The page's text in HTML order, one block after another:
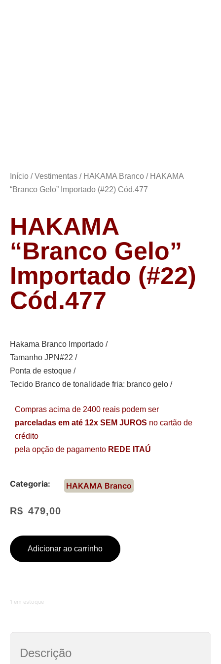
Início /Vestimentas / HAKAMA Branco / HAKAMA
“Branco Gelo” Importado (#22) Cód.477
HAKAMA
“Branco Gelo”
Importado (#22)
Cód.477
Hakama Branco Importado /
Tamanho JPN#22 /
Ponta de estoque /
Tecido Branco de tonalidade fria: branco gelo /
Compras acima de 2400 reais podem ser
parceladas em até 12x SEM JUROS no cartão de
crédito
pela opção de pagamento REDE ITAÚ
Categoria: HAKAMA Branco
R$ 479,00
Adicionar ao carrinho
1 em estoque
Descrição